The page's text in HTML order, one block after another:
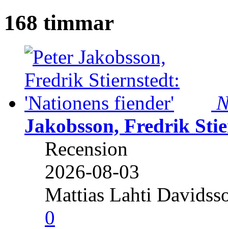
168 timmar
Jakobsson, Fredrik
Recension
2026-08-03
Mattias Lahti
0